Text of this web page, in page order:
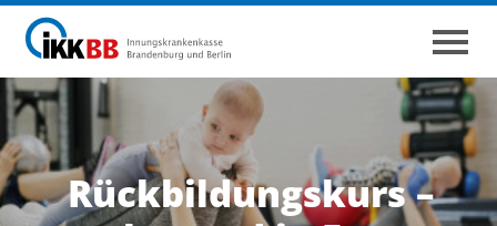
Rückbildungs­kurs –